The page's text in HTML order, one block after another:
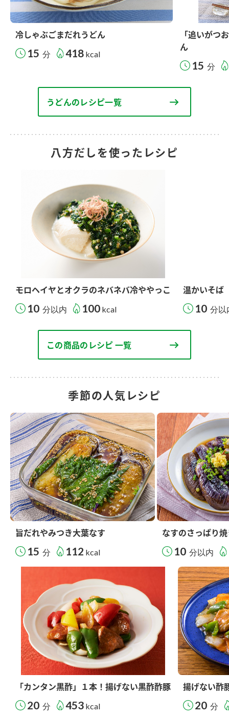
冷しゃぶごまだれうどん
15 分 418 kcal
「追いがつ
ん
15 分
うどんのレシピ一覧
八方だしを使ったレシピ
モロヘイヤとオクラのネバネバ冷ややっこ
10 分以内 100 kcal
温かいそば
10 分以
この商品のレシピ 一覧
季節の人気レシピ
旨だれやみつき大葉なす
15 分 112 kcal
なすのさっぱり
10 分以内
「カンタン黒酢」１本！揚げない黒酢酢豚
20 分 453 kcal
揚げない酢
20 分